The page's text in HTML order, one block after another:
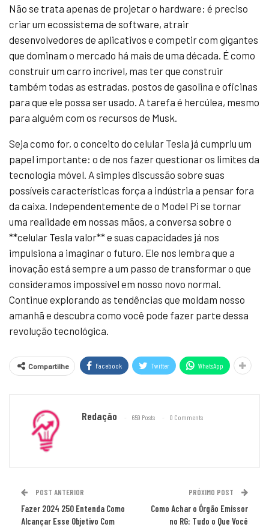
Não se trata apenas de projetar o hardware; é preciso
criar um ecossistema de software, atrair
desenvolvedores de aplicativos e competir com gigantes
que dominam o mercado há mais de uma década. É como
construir um carro incrível, mas ter que construir
também todas as estradas, postos de gasolina e oficinas
para que ele possa ser usado. A tarefa é hercúlea, mesmo
para alguém com os recursos de Musk.
Seja como for, o conceito do celular Tesla já cumpriu um
papel importante: o de nos fazer questionar os limites da
tecnologia móvel. A simples discussão sobre suas
possíveis características força a indústria a pensar fora
da caixa. Independentemente de o Model Pi se tornar
uma realidade em nossas mãos, a conversa sobre o
**celular Tesla valor** e suas capacidades já nos
impulsiona a imaginar o futuro. Ele nos lembra que a
inovação está sempre a um passo de transformar o que
consideramos impossível em nosso novo normal.
Continue explorando as tendências que moldam nosso
amanhã e descubra como você pode fazer parte dessa
revolução tecnológica.
Compartilhe Facebook Twitter WhatsApp
Redação 659 Posts 0 Comments
POST ANTERIOR
Fazer 2024 250 Entenda Como
Alcançar Esse Objetivo Com
PRÓXIMO POST
Como Achar o Órgão Emissor
no RG: Tudo o Que Você